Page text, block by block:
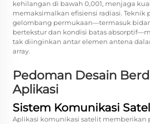
kehilangan di bawah 0,001, menjaga
memaksimalkan efisiensi radiasi. Teknik
gelombang permukaan—termasuk
bertekstur dan kondisi batas
tak diinginkan antar elemen antena
array.
Pedoman Desain
Aplikasi
Sistem Komunikasi
Aplikasi komunikasi satelit memberikan